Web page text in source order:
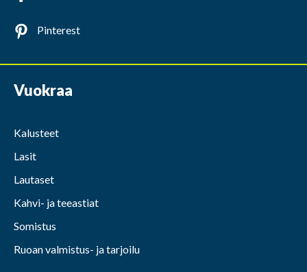
Pinterest
Vuokraa
Kalusteet
Lasit
Lautaset
Kahvi- ja teeastiat
Somistus
Ruoan valmistus- ja tarjoilu